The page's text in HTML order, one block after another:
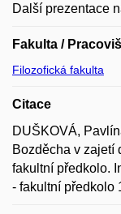
Další prezentace
Fakulta /
Filozofická fakulta
Citace
DUŠKOVÁ,
Bozděcha v zajetí
fakultní předkolo.
- fakultní předkolo